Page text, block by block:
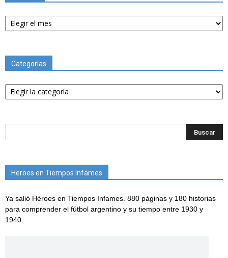
Archivos
Categorías
Categorías
Heroes en Tiempos Infames
Ya salió Héroes en Tiempos Infames. 880 páginas y 180 historias
para comprender el fútbol argentino y su tiempo entre 1930 y
1940.